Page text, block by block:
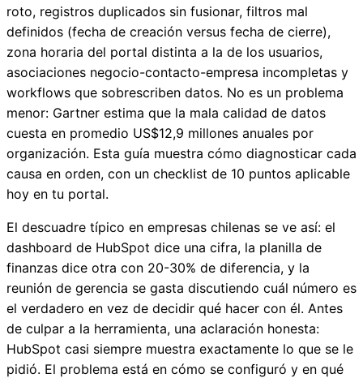
roto, registros duplicados sin fusionar, filtros mal
definidos (fecha de creación versus fecha de cierre),
zona horaria del portal distinta a la de los usuarios,
asociaciones negocio-contacto-empresa incompletas y
workflows que sobrescriben datos. No es un problema
menor: Gartner estima que la mala calidad de datos
cuesta en promedio US$12,9 millones anuales por
organización. Esta guía muestra cómo diagnosticar cada
causa en orden, con un checklist de 10 puntos aplicable
hoy en tu portal.
El descuadre típico en empresas chilenas se ve así: el
dashboard de HubSpot dice una cifra, la planilla de
finanzas dice otra con 20-30% de diferencia, y la
reunión de gerencia se gasta discutiendo cuál número es
el verdadero en vez de decidir qué hacer con él. Antes
de culpar a la herramienta, una aclaración honesta:
HubSpot casi siempre muestra exactamente lo que se le
pidió. El problema está en cómo se configuró y en qué